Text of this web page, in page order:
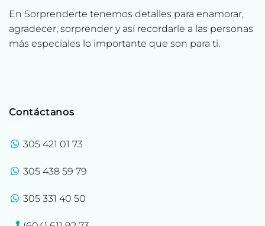
En Sorprenderte tenemos detalles para enamorar,
agradecer, sorprender y así recordarle a las personas
más especiales lo importante que son para ti.
Contáctanos
305 421 01 73
305 438 59 79
305 331 40 50